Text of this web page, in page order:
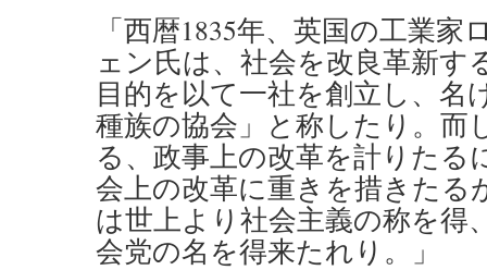
「西暦1835年、英国の工業家
ェン氏は、社会を改良革新す
目的を以て一社を創立し、名
種族の協会」と称したり。而
る、政事上の改革を計りたる
会上の改革に重きを措きたる
は世上より社会主義の称を得
会党の名を得来たれり。」